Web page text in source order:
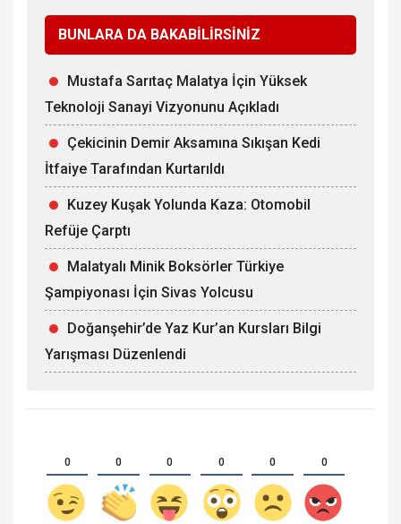
BUNLARA DA BAKABİLİRSİNİZ
Mustafa Sarıtaç Malatya İçin Yüksek
Teknoloji Sanayi Vizyonunu Açıkladı
Çekicinin Demir Aksamına Sıkışan Kedi
İtfaiye Tarafından Kurtarıldı
Kuzey Kuşak Yolunda Kaza: Otomobil
Refüje Çarptı
Malatyalı Minik Boksörler Türkiye
Şampiyonası İçin Sivas Yolcusu
Doğanşehir’de Yaz Kur’an Kursları Bilgi
Yarışması Düzenlendi
0 0 0 0 0 0